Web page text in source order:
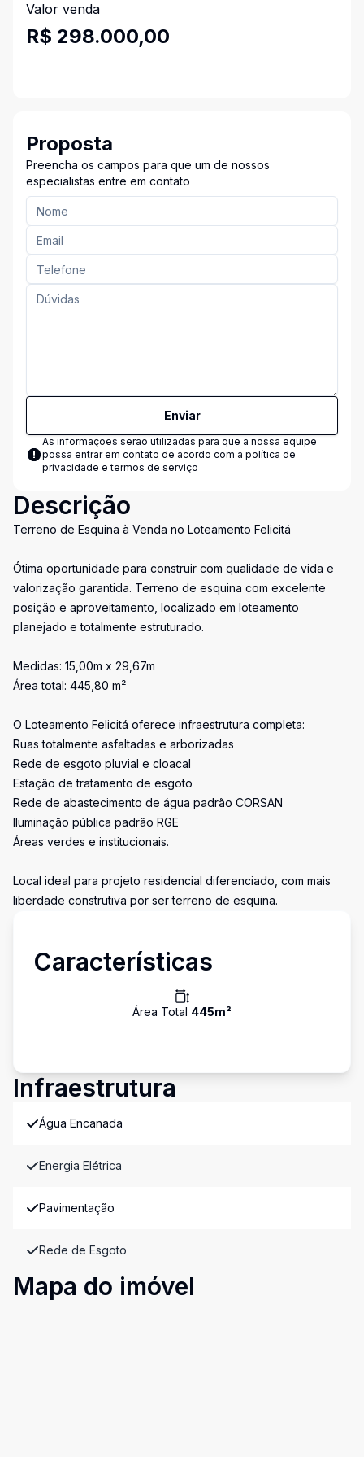
Valor venda
R$ 298.000,00
Proposta
Preencha os campos para que um de nossos
especialistas entre em contato
Enviar
As informações serão utilizadas para que a nossa equipe
possa entrar em contato de acordo com a política de
privacidade e termos de serviço
Descrição
Terreno de Esquina à Venda no Loteamento Felicitá
Ótima oportunidade para construir com qualidade de vida e
valorização garantida. Terreno de esquina com excelente
posição e aproveitamento, localizado em loteamento
planejado e totalmente estruturado.
Medidas: 15,00m x 29,67m
Área total: 445,80 m²
O Loteamento Felicitá oferece infraestrutura completa:
Ruas totalmente asfaltadas e arborizadas
Rede de esgoto pluvial e cloacal
Estação de tratamento de esgoto
Rede de abastecimento de água padrão CORSAN
Iluminação pública padrão RGE
Áreas verdes e institucionais.
Local ideal para projeto residencial diferenciado, com mais
liberdade construtiva por ser terreno de esquina.
Características
Área Total 445m²
Infraestrutura
Água Encanada
Energia Elétrica
Pavimentação
Rede de Esgoto
Mapa do imóvel